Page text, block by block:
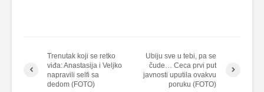
Trenutak koji se retko
viđa: Anastasija i Veljko
napravili selfi sa
dedom (FOTO)
Ubiju sve u tebi, pa se
čude… Ceca prvi put
javnosti uputila ovakvu
poruku (FOTO)